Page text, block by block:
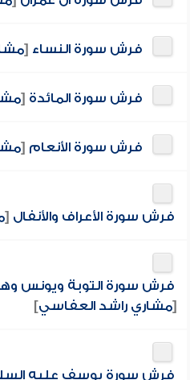
فرش سورة النساء [
فرش سورة المائدة [
فرش سورة الأنعام [
فرش سورة الأعراف والأنفال [
فرش سورة التوبة ويونس
[مشاري راشد العفاسي]
فرش سورة يوسف عليه